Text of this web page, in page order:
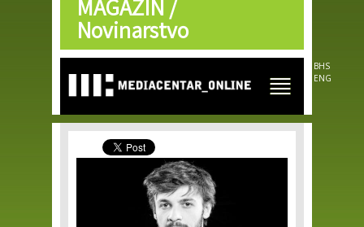
Skip to
main
content
MAGAZIN /
Novinarstvo
BHS
ENG